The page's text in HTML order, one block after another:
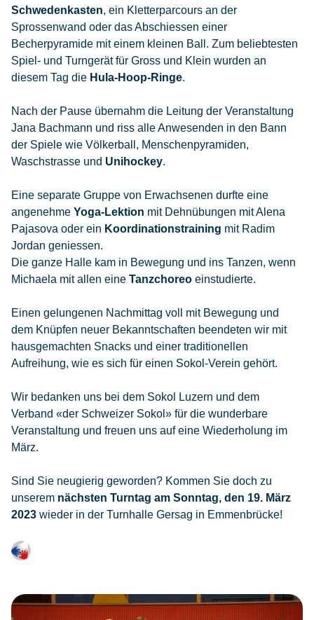
Schwedenkasten, ein Kletterparcours an der
Sprossenwand oder das Abschiessen einer
Becherpyramide mit einem kleinen Ball. Zum beliebtesten
Spiel- und Turngerät für Gross und Klein wurden an
diesem Tag die Hula-Hoop-Ringe.
Nach der Pause übernahm die Leitung der Veranstaltung
Jana Bachmann und riss alle Anwesenden in den Bann
der Spiele wie Völkerball, Menschenpyramiden,
Waschstrasse und Unihockey.
Eine separate Gruppe von Erwachsenen durfte eine
angenehme Yoga-Lektion mit Dehnübungen mit Alena
Pajasova oder ein Koordinationstraining mit Radim
Jordan geniessen.
Die ganze Halle kam in Bewegung und ins Tanzen, wenn
Michaela mit allen eine Tanzchoreo einstudierte.
Einen gelungenen Nachmittag voll mit Bewegung und
dem Knüpfen neuer Bekanntschaften beendeten wir mit
hausgemachten Snacks und einer traditionellen
Aufreihung, wie es sich für einen Sokol-Verein gehört.
Wir bedanken uns bei dem Sokol Luzern und dem
Verband «der Schweizer Sokol» für die wunderbare
Veranstaltung und freuen uns auf eine Wiederholung im
März.
Sind Sie neugierig geworden? Kommen Sie doch zu
unserem nächsten Turntag am Sonntag, den 19. März
2023 wieder in der Turnhalle Gersag in Emmenbrücke!